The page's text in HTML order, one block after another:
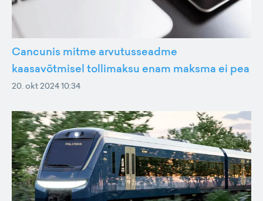
Cancunis mitme arvutusseadme
kaasavõtmisel tollimaksu enam maksma ei pea
20. okt 2024 10:34